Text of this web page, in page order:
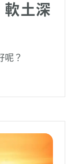
軟土深
呢？